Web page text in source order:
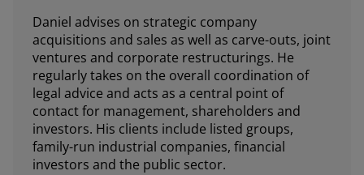
Daniel advises on strategic company
acquisitions and sales as well as carve-outs, joint
ventures and corporate restructurings. He
regularly takes on the overall coordination of
legal advice and acts as a central point of
contact for management, shareholders and
investors. His clients include listed groups,
family-run industrial companies, financial
investors and the public sector.